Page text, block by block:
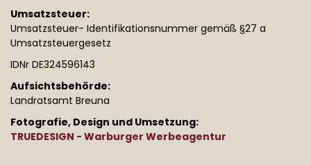
Umsatzsteuer:
Umsatzsteuer- Identifikationsnummer gemäß §27 a
Umsatzsteuergesetz
IDNr DE324596143
Aufsichtsbehörde:
Landratsamt Breuna
Fotografie, Design und Umsetzung:
TRUEDESIGN - Warburger Werbeagentur